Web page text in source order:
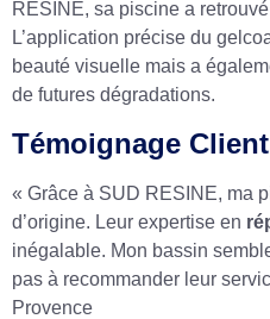
RESINE, sa piscine a
L’application précise du
beauté visuelle mais a
de futures dégradations.
Témoignage Client
« Grâce à SUD RESINE, ma
d’origine. Leur expertise en
inégalable. Mon bassin
pas à recommander leur
Provence